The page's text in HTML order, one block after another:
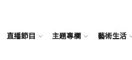
直播節目 主題專欄 藝術生活